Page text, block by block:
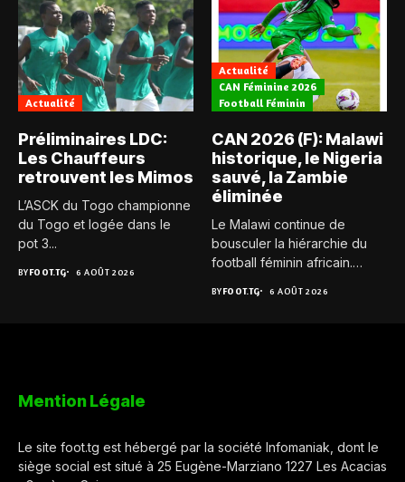
Actualité
Préliminaires LDC:
Les Chauffeurs
retrouvent les Mimos
L’ASCK du Togo championne
du Togo et logée dans le
pot 3...
BYFOOT.TG 6 AOÛT 2026
Actualité
CAN Féminine 2026
Football Féminin
CAN 2026 (F): Malawi
historique, le Nigeria
sauvé, la Zambie
éliminée
Le Malawi continue de
bousculer la hiérarchie du
football féminin africain.
BYFOOT.TG 6 AOÛT 2026
Mention Légale
Le site foot.tg est hébergé par la société Infomaniak, dont le
siège social est situé à 25 Eugène-Marziano 1227 Les Acacias